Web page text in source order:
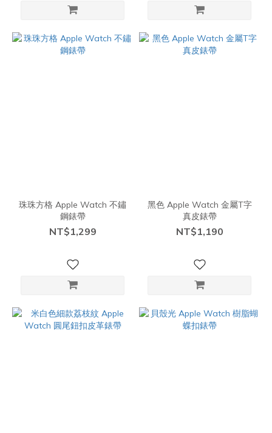
珠珠方格 Apple Watch 不鏽
鋼錶帶
NT$1,299
黑色 Apple Watch 金屬T字
真皮錶帶
NT$1,190